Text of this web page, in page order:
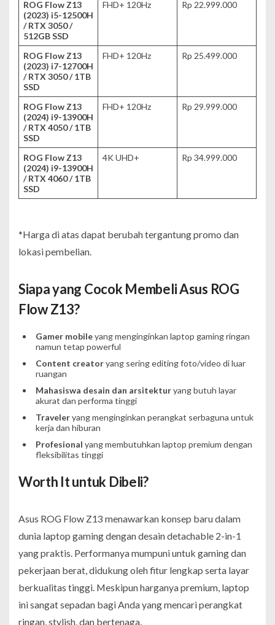
ROG Flow Z13
(2023) i5-12500H
/ RTX 3050 /
512GB SSD
FHD+ 120Hz Rp 22.999.000
ROG Flow Z13
(2023) i7-12700H
/ RTX 3050 / 1TB
SSD
FHD+ 120Hz Rp 25.499.000
ROG Flow Z13
(2024) i9-13900H
/ RTX 4050 / 1TB
SSD
FHD+ 120Hz Rp 29.999.000
ROG Flow Z13
(2024) i9-13900H
/ RTX 4060 / 1TB
SSD
4K UHD+ Rp 34.999.000
*Harga di atas dapat berubah tergantung promo dan
lokasi pembelian.
Siapa yang Cocok Membeli Asus ROG
Flow Z13?
Gamer mobileyang menginginkan laptop gaming ringan
namun tetap powerful
Content creatoryang sering editing foto/video di luar
ruangan
Mahasiswa desain dan arsitekturyang butuh layar
akurat dan performa tinggi
Traveleryang menginginkan perangkat serbaguna untuk
kerja dan hiburan
Profesional yang membutuhkan laptop premium dengan
fleksibilitas tinggi
Worth It untuk Dibeli?
Asus ROG Flow Z13 menawarkan konsep baru dalam
dunia laptop gaming dengan desain detachable 2-in-1
yang praktis. Performanya mumpuni untuk gaming dan
pekerjaan berat, didukung oleh fitur lengkap serta layar
berkualitas tinggi. Meskipun harganya premium, laptop
ini sangat sepadan bagi Anda yang mencari perangkat
ringan, stylish, dan bertenaga.